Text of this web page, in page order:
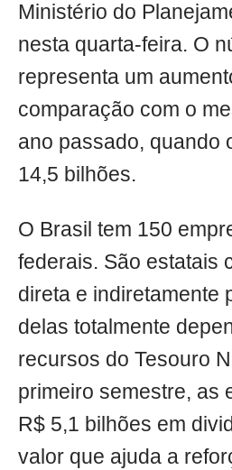
Ministério do
nesta quarta-feira. O
representa um
comparação com o
ano passado, quando
14,5 bilhões.
O Brasil tem 150
federais. São estatais
direta e indiretamente
delas totalmente
recursos do Tesouro
primeiro semestre, as
R$ 5,1 bilhões em
valor que ajuda a